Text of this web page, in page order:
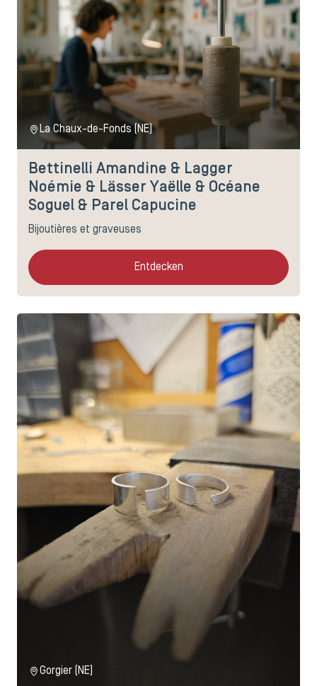
La Chaux-de-Fonds (NE)
Bettinelli Amandine & Lagger
Noémie & Lässer Yaëlle & Océane
Soguel & Parel Capucine
Bijoutières et graveuses
Entdecken
Gorgier (NE)